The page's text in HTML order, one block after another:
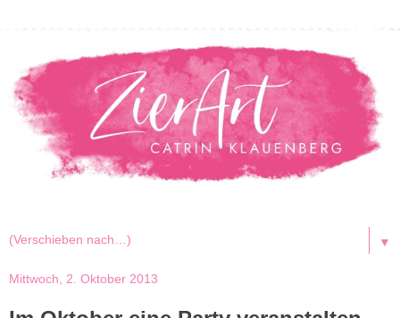
▼
Mittwoch, 2. Oktober 2013